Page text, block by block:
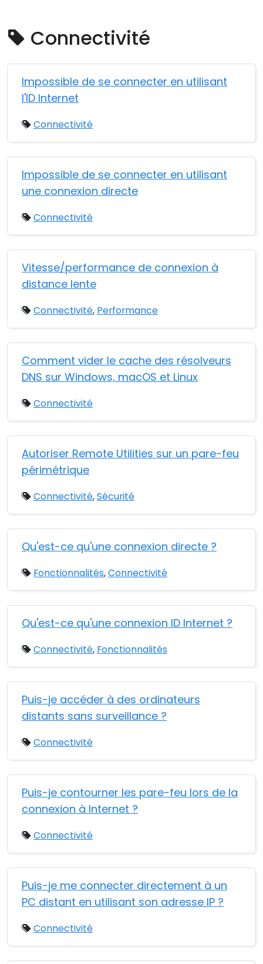
Connectivité
Impossible de se connecter en utilisant
l'ID Internet
Connectivité
Impossible de se connecter en utilisant
une connexion directe
Connectivité
Vitesse/performance de connexion à
distance lente
Connectivité, Performance
Comment vider le cache des résolveurs
DNS sur Windows, macOS et Linux
Connectivité
Autoriser Remote Utilities sur un pare-feu
périmétrique
Connectivité,Sécurité
Qu'est-ce qu'une connexion directe ?
Fonctionnalités,Connectivité
Qu'est-ce qu'une connexion ID Internet ?
Connectivité, Fonctionnalités
Puis-je accéder à des ordinateurs
distants sans surveillance ?
Connectivité
Puis-je contourner les pare-feu lors de la
connexion à Internet ?
Connectivité
Puis-je me connecter directement à un
PC distant en utilisant son adresse IP ?
Connectivité